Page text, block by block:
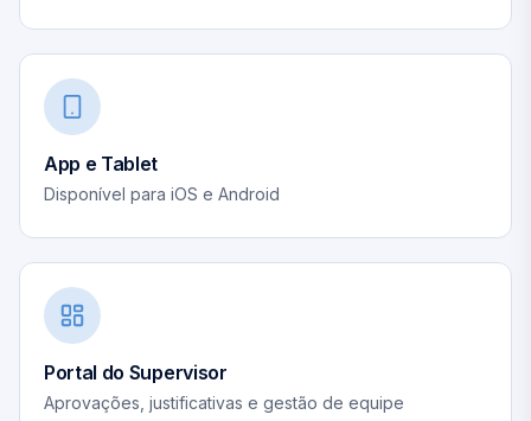
App e Tablet
Disponível para iOS e Android
Portal do Supervisor
Aprovações, justificativas e gestão de equipe